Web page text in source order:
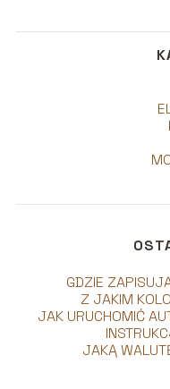
GDZIE
Z JAKIM
JAK URUCHOMIĆ
JAKĄ